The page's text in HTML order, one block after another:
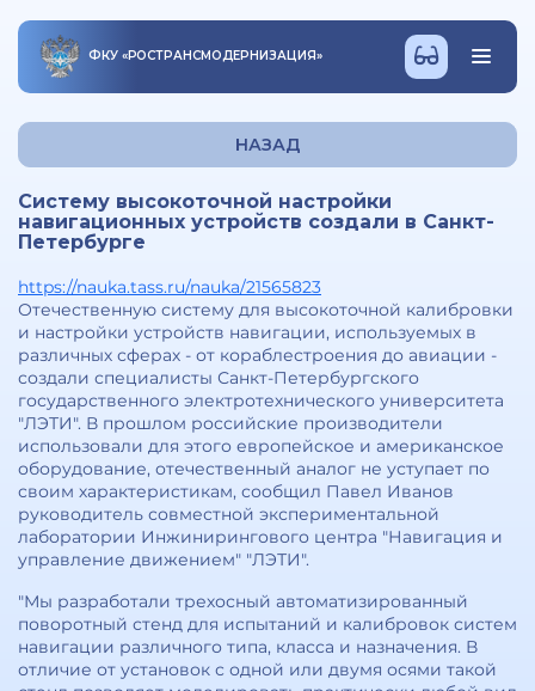
ФКУ «РОСТРАНСМОДЕРНИЗАЦИЯ»
НАЗАД
Систему высокоточной настройки
навигационных устройств создали в Санкт-
Петербурге
https://nauka.tass.ru/nauka/21565823
Отечественную систему для высокоточной калибровки
и настройки устройств навигации, используемых в
различных сферах - от кораблестроения до авиации -
создали специалисты Санкт-Петербургского
государственного электротехнического университета
"ЛЭТИ". В прошлом российские производители
использовали для этого европейское и американское
оборудование, отечественный аналог не уступает по
своим характеристикам, сообщил Павел Иванов
руководитель совместной экспериментальной
лаборатории Инжинирингового центра "Навигация и
управление движением" "ЛЭТИ".
"Мы разработали трехосный автоматизированный
поворотный стенд для испытаний и калибровок систем
навигации различного типа, класса и назначения. В
отличие от установок с одной или двумя осями такой